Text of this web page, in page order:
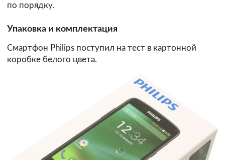
по порядку.
Упаковка и комплектация
Смартфон Philips поступил на тест в картонной
коробке белого цвета.